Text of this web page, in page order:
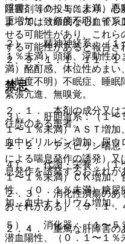
阻害剤等の投与により、
よっては致命的な心血管系
せる可能性があり、これら
する可能性があると報告さ
２、９．１．１、１１．
禁忌
２．１． 本剤の成分又は
往歴のある患者。
２．２． アスピリン喘息
による喘息発作の誘発）
息発作を誘発するおそれ
２．３． 消化性潰瘍のあ
おそれがある］〔９．１．
２．４． 重篤な肝障害の
浮腫、（０．１％未満）
重増加、（頻度不明）イン
２）． 精神神経系：（１
１％未満）頭痛、浮動性
満）酩酊感、体位性めまい
（頻度不明）不眠症、睡
緊張亢進、無嗅覚。
３）． 肝胆道系：（１〜
１〜１％未満）ＡＳＴ増加
血中ビリルビン増加、尿ウ
４）． 代謝・栄養：（１
１〜１％未満）ＣＫ増加
性、（０．１％未満）糖尿
加、血中ナトリウム増加。
５）． 消化器：（１〜５
潜血陽性、（０．１〜１％